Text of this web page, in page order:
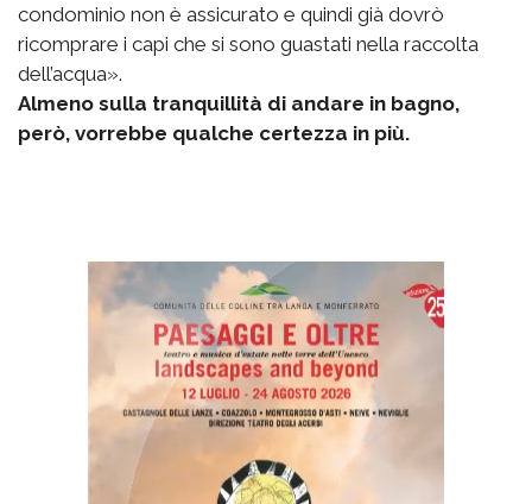
condominio non è assicurato e quindi già dovrò
ricomprare i capi che si sono guastati nella raccolta
dell’acqua».
Almeno sulla tranquillità di andare in bagno,
però, vorrebbe qualche certezza in più.